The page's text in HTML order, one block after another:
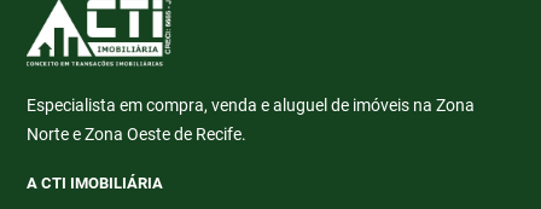
Especialista em compra, venda e aluguel de imóveis na Zona
Norte e Zona Oeste de Recife.
A CTI IMOBILIÁRIA